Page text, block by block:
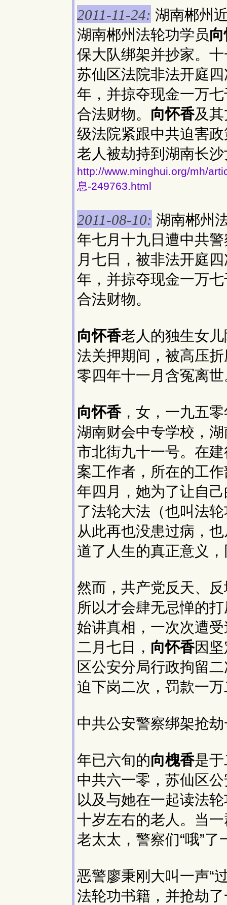
2011-11-24: 湖南郴州
湖南郴州法轮功学员
保大队绑架并抄家。
苏仙区法院非法开庭
年，并掠夺现金一万
合法财物。 向怀香及
级法院紧跟中共迫害
老人被劫持到湖南长
http://www.minghui.org/mh/
息-249763.html
2011-08-10: 湖南郴州
年七月十九日遭中共
月七日，被非法开庭
年，并掠夺现金一万
合法财物。
向怀香老人的独生女
法关押期间，被高压
零四年十一月含冤离
向怀香，女，一九五
湖南财会中专学校，
市北街九十一号。在
案工作者，所在的工
年四月，她为了让自
了法轮大法（也叫法
从此再也没患过病，
道了人生的真正意义
然而，共产党反天、
所以才会肆无忌惮的
始讲真相，一次次遭
二月七日， 向怀香因
区公安分局行政拘留
迫下岗二次，罚款一
中共公安警察绑架抢
年已六旬的向槐香是
中共六一零，苏仙区
以及与她在一起读法
十岁左右的老人。当
老太太，警察们“哦”
恶警廖秉刚大叫一声“
法轮功书籍，并抢劫